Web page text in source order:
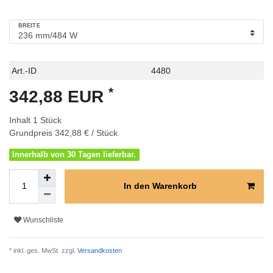
BREITE
Technisches
Wert
Art.-ID 4480
342,88 EUR *
Inhalt 1 Stück
Grundpreis 342,88 € / Stück
Innerhalb von 30 Tagen lieferbar.
In den Warenkorb
Wunschliste
* inkl. ges. MwSt. zzgl. Versandkosten